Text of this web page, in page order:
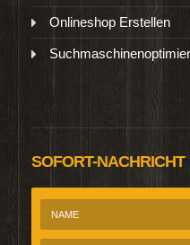
Onlineshop Erstellen
SOFORT-NACHRICHT